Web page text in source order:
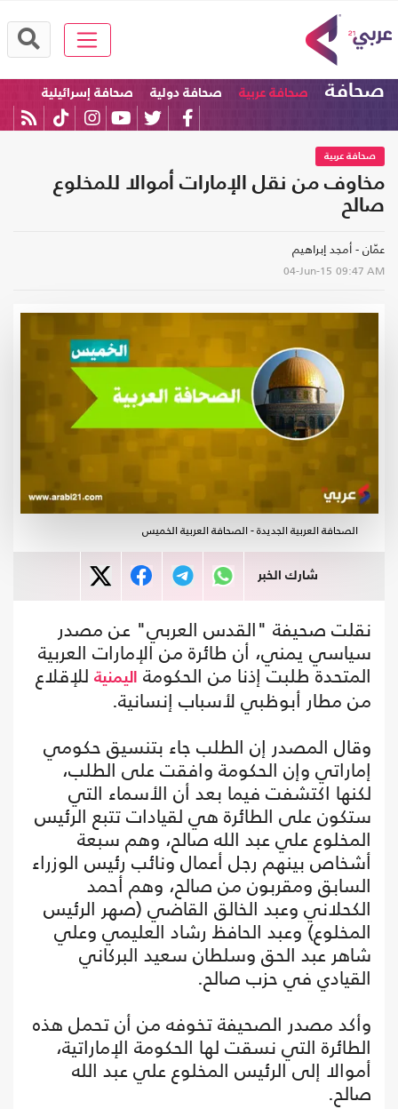
صحافة صحافة عربية صحافة دولية صحافة إسرائيلية
صحافة عربية
مخاوف من نقل الإمارات أموالا للمخلوع
صالح
عمّان - أمجد إبراهيم
04-Jun-15 09:47 AM
الصحافة العربية الجديدة - الصحافة العربية الخميس
شارك الخبر
نقلت صحيفة "القدس العربي" عن مصدر
سياسي يمني، أن طائرة من الإمارات العربية
المتحدة طلبت إذنا من الحكومة اليمنية للإقلاع
من مطار أبوظبي لأسباب إنسانية.
وقال المصدر إن الطلب جاء بتنسيق حكومي
إماراتي وإن الحكومة وافقت على الطلب،
لكنها اكتشفت فيما بعد أن الأسماء التي
ستكون على الطائرة هي لقيادات تتبع الرئيس
المخلوع علي عبد الله صالح، وهم سبعة
أشخاص بينهم رجل أعمال ونائب رئيس الوزراء
السابق ومقربون من صالح، وهم أحمد
الكحلاني وعبد الخالق القاضي (صهر الرئيس
المخلوع) وعبد الحافظ رشاد العليمي وعلي
شاهر عبد الحق وسلطان سعيد البركاني
القيادي في حزب صالح.
وأكد مصدر الصحيفة تخوفه من أن تحمل هذه
الطائرة التي نسقت لها الحكومة الإماراتية،
أموالا إلى الرئيس المخلوع علي عبد الله
صالح.